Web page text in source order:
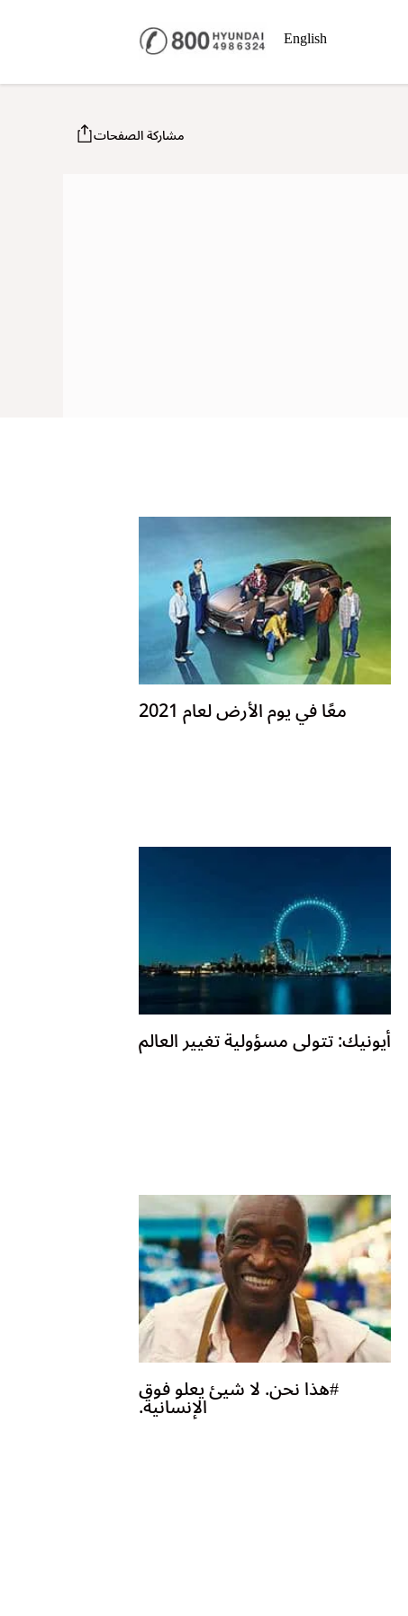
English
مشاركة الصفحات
معًا في يوم الأرض لعام 2021
أيونيك: تتولى مسؤولية تغيير العالم
#هذا نحن. لا شيئ يعلو فوق
الإنسانية.